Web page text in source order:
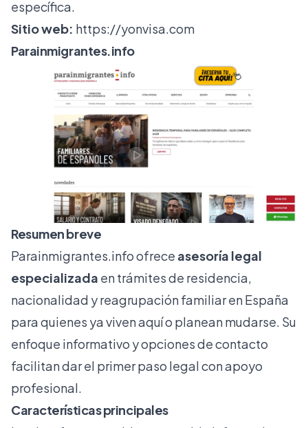
específica.
Sitio web: https://yonvisa.com
Parainmigrantes.info
Resumen breve
Parainmigrantes.infoofrece asesoría legal
especializada en trámites de residencia,
nacionalidad y reagrupación familiar en España
para quienes ya viven aquí o planean mudarse. Su
enfoque informativo y opciones de contacto
facilitan dar el primer paso legal con apoyo
profesional.
Características principales